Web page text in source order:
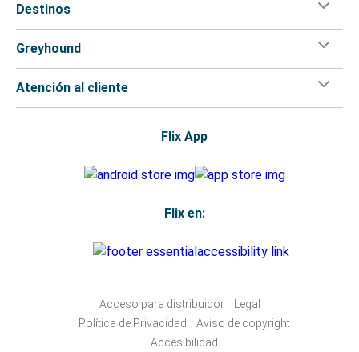
Destinos
Greyhound
Atención al cliente
Flix App
Flix en:
Acceso para distribuidor
Legal
Política de Privacidad
Aviso de copyright
Accesibilidad